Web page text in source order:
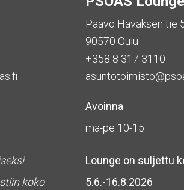
koko
Paavo Havaksen tie
90570 Oulu
+358 8 317 3110
Avoinna
ma-pe 10-15
Lounge on suljettu
5.6.-16.8.2026